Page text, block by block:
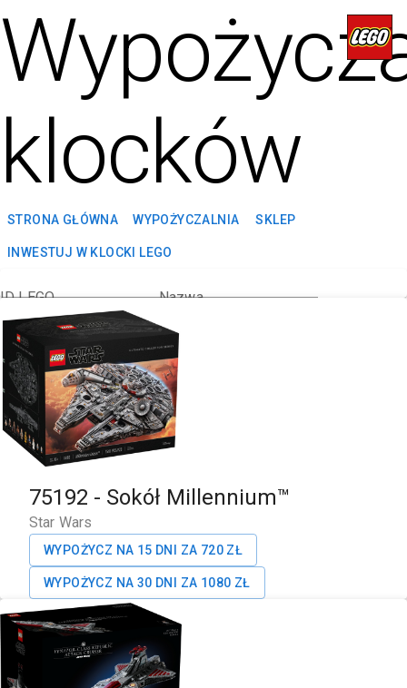
klocków
STRONA GŁÓWNA WYPOŻYCZALNIA SKLEP
INWESTUJ W KLOCKI LEGO
ID LEGO Nazwa
75192 - Sokół Millennium™
Star Wars
WYPOŻYCZ NA 15 DNI ZA 720 ZŁ
WYPOŻYCZ NA 30 DNI ZA 1080 ZŁ